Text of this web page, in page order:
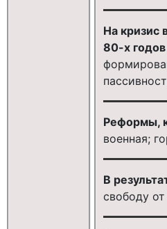
На кризис
80-х
Реформы,
военная;
В
свободу